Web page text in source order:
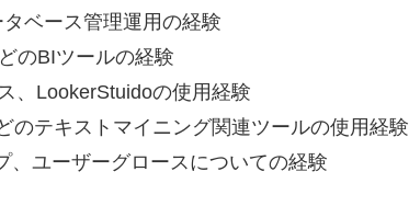
ベース管理運用の経験
のBIツールの経験
、LookerStuidoの使用経験
のテキストマイニング関連ツールの使用経験
、ユーザーグロースについての経験